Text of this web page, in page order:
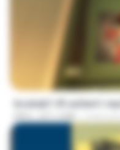
bosbab1 tfl za3em1.mp4
MP4 871.3 MB